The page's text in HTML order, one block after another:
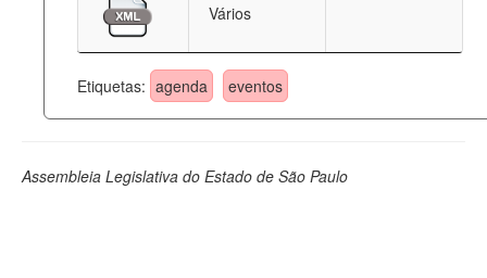
Administração
Legislação
Vários
Etiquetas: agenda eventos
Assembleia Legislativa do Estado de São Paulo